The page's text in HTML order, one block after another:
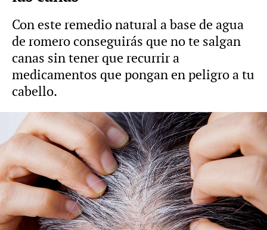
Con este remedio natural a base de agua
de romero conseguirás que no te salgan
canas sin tener que recurrir a
medicamentos que pongan en peligro a tu
cabello.
NovaMás
Hyliacom
Publicado:26 de septiembre de 2022, 15:16